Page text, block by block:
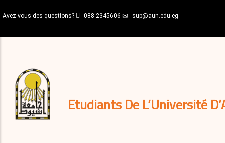
au
principal
Avez-vous des questions? 088-2345606 sup@aun.edu.eg
Etudiants De L’Université
décisions
Expatriés
Journal